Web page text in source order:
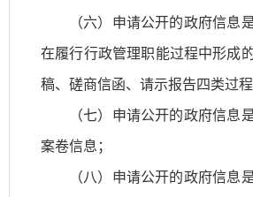
（六）申请公开的政府信息
在履行行政管理职能过程中形成
稿、磋商信函、请示报告四类过程
（七）申请公开的政府信息
案卷信息；
（八）申请公开的政府信息